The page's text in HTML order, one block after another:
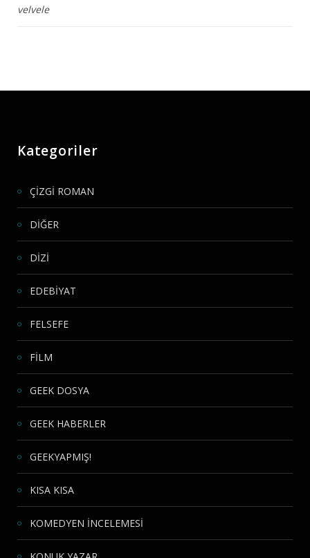
velvele
Kategoriler
ÇİZGİ ROMAN
DİĞER
DİZİ
EDEBİYAT
FELSEFE
FİLM
GEEK DOSYA
GEEK HABERLER
GEEKYAPMIŞ!
KISA KISA
KOMEDYEN İNCELEMESİ